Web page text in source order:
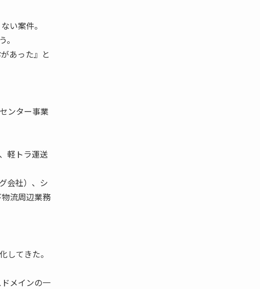
い案件。
あった』と
ンター事業
軽トラ運送
会社）、シ
流周辺業務
してきた。
メインの一